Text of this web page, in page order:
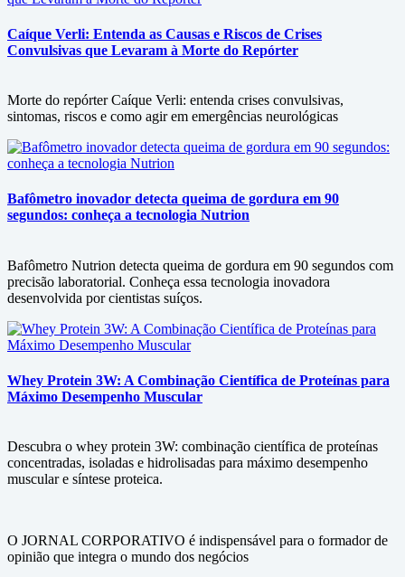
Caíque Verli: Entenda as Causas e Riscos de Crises
Convulsivas que Levaram à Morte do Repórter
Morte do repórter Caíque Verli: entenda crises convulsivas,
sintomas, riscos e como agir em emergências neurológicas
Bafômetro inovador detecta queima de gordura em 90
segundos: conheça a tecnologia Nutrion
Bafômetro Nutrion detecta queima de gordura em 90 segundos com
precisão laboratorial. Conheça essa tecnologia inovadora
desenvolvida por cientistas suíços.
Whey Protein 3W: A Combinação Científica de Proteínas para
Máximo Desempenho Muscular
Descubra o whey protein 3W: combinação científica de proteínas
concentradas, isoladas e hidrolisadas para máximo desempenho
muscular e síntese proteica.
O JORNAL CORPORATIVO é indispensável para o formador de
opinião que integra o mundo dos negócios